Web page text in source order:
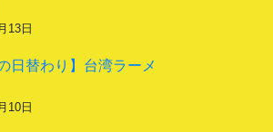
13日
日替わり】台湾ラーメ
10日